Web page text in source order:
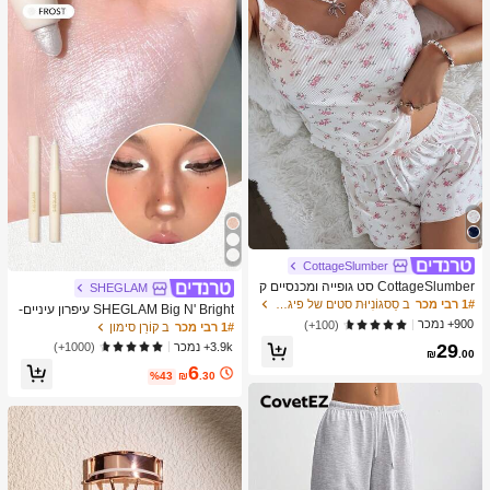
CottageSlumber
CottageSlumber סט גופייה ומכנסיים ק
צרים סרוגים עם שוליים נצנצים וקונטרס
ט תחרה
1# רבי מכר
900+ נמכר
(100+)
₪29.00
SHEGLAM
SHEGLAM Big N' Bright עיפרון עיניים-
Frost מותג יופי קוסמטיקה איפור לנשים ו
לנערות
1# רבי מכר
ב קוֹרֵן סימון
3.9k+ נמכר
(1000+)
₪6.30
%43